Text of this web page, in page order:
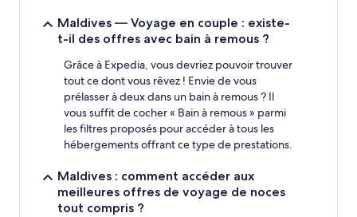
Maldives — Voyage en couple : existe-
t-il des offres avec bain à remous ?
Grâce à Expedia, vous devriez pouvoir trouver
tout ce dont vous rêvez ! Envie de vous
prélasser à deux dans un bain à remous ? Il
vous suffit de cocher « Bain à remous » parmi
les filtres proposés pour accéder à tous les
hébergements offrant ce type de prestations.
Maldives : comment accéder aux
meilleures offres de voyage de noces
tout compris ?